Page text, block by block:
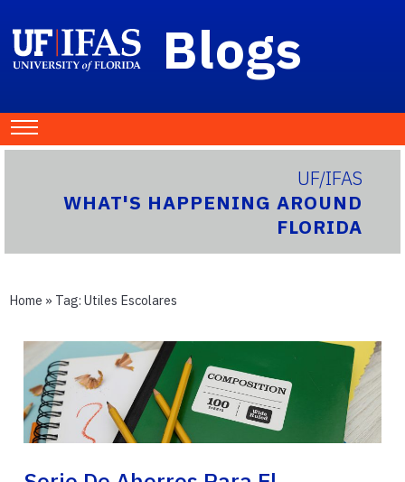
Blogs
UF/IFAS
WHAT'S HAPPENING AROUND
FLORIDA
Home » Tag: Utiles Escolares